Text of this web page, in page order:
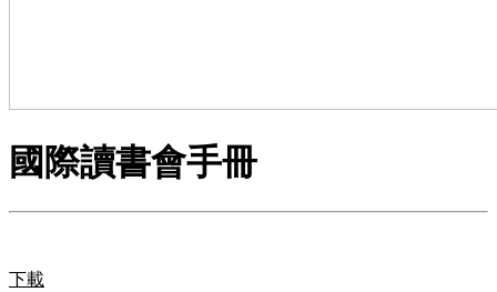
國際讀書會手冊
下載